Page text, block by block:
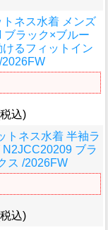
ネス水着 メンズ
ブラック×ブルー
るフィットイン
込)
トネス水着 半袖ラ
ブラ
ス /2026FW
込)